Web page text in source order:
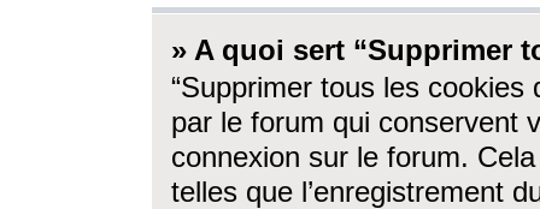
» A quoi sert “Supprimer
“Supprimer tous les cookies
par le forum qui conservent
connexion sur le forum.
telles que l’enregistrement